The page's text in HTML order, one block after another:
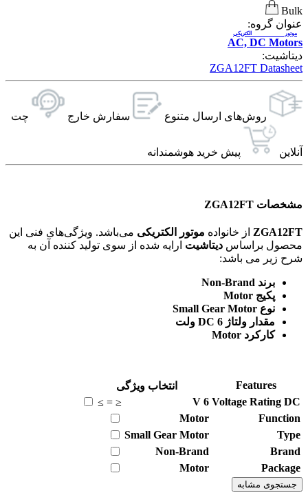
Bulk
عنوان گروه:
AC, DC Motors
موتور الکتریکی
دیتاشیت:
ZGA12FT Datasheet
روش‌های ارسال‌ متنوع سفارش خارج چت
آنلاین پیش خرید هوشمندانه
مشخصات ZGA12FT
ZGA12FT از خانواده موتور الکتریکی می‌باشد. ویژگی‌های فنی این
محصول براساس دیتاشیت ارایه شده از سوی تولید کننده آن به
شرح زیر می باشد:
برند Non-Brand
پکیج Motor
نوع Small Gear Motor
مقدار ولتاژ DC 6 ولت
کارکرد Motor
Features
انتخاب ویژگی
Voltage Rating DC
6
V
≤
=
≥
Function
Motor
Type
Small Gear Motor
Brand
Non-Brand
Package
Motor
جستجوی مشابه